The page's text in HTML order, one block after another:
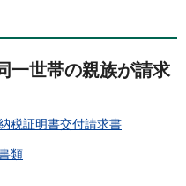
一世帯の親族が請求
税証明書交付請求書
類